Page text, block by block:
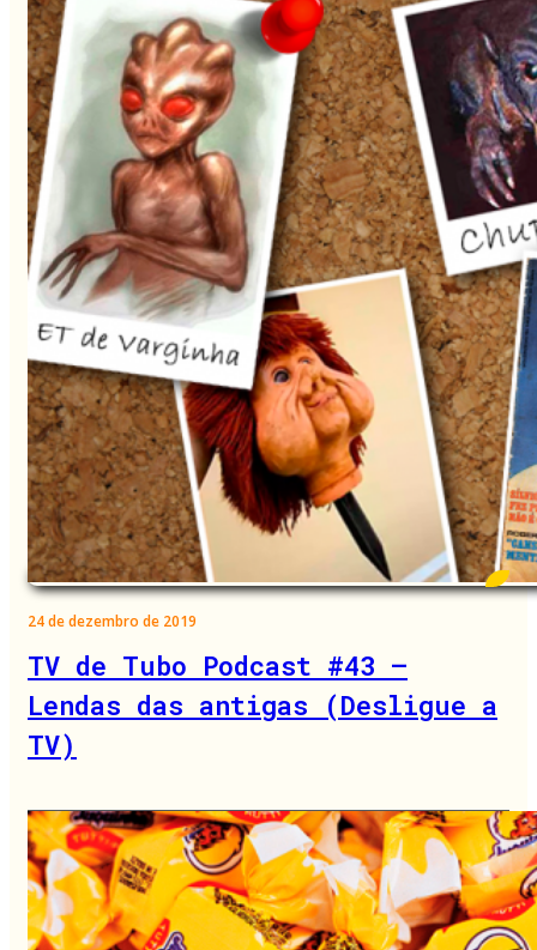
24 de dezembro de 2019
TV de Tubo Podcast #43 –
Lendas das antigas (Desligue a
TV)